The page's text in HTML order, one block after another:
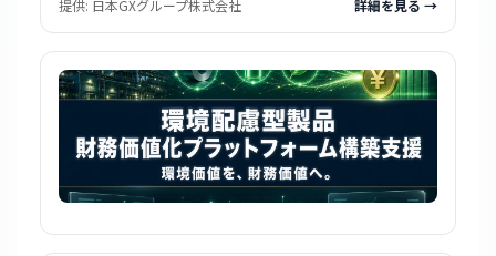
提供: 日本GXグループ株式会社 詳細を見る →